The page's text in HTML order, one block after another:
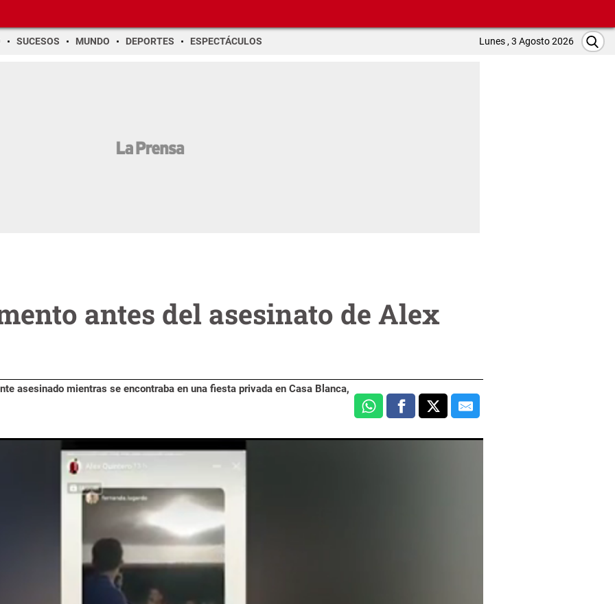
SUCESOS MUNDO DEPORTES ESPECTÁCULOS Lunes , 3 Agosto 2026
antes del asesinato de Alex
asesinado mientras se encontraba en una fiesta privada en Casa Blanca,